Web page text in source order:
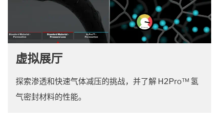
虚拟展厅
探索渗透和快速气体减压的挑战，并了解 H2Pro™ 氢
气密封材料的性能。